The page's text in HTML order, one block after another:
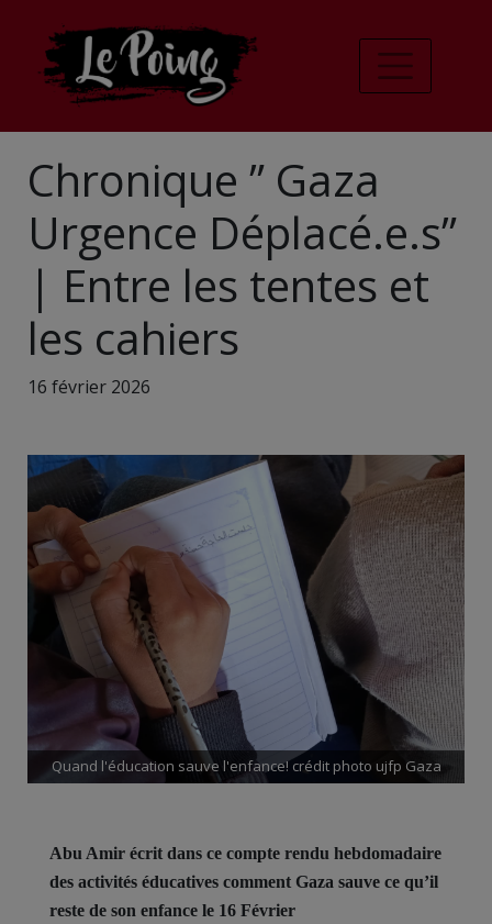
Chronique ” Gaza
Urgence Déplacé.e.s”
| Entre les tentes et
les cahiers
16 février 2026
Quand l'éducation sauve l'enfance! crédit photo ujfp Gaza
Abu Amir écrit dans ce compte rendu hebdomadaire
des activités éducatives comment Gaza sauve ce qu’il
reste de son enfance le 16 Février